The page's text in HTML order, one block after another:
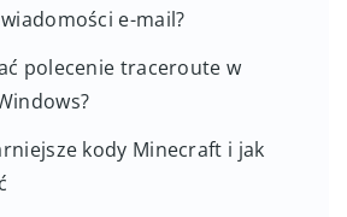
e-mail?
polecenie traceroute w
kody Minecraft i jak